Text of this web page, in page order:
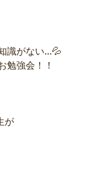
識がない…💦
勉強会！！
が